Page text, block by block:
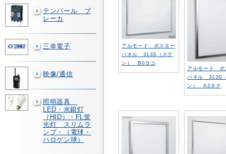
テンパール ブ
レーカ
三幸電子
映像/通信
照明器具
LED・水銀灯
（HID）・FL蛍
光灯 スリムラ
ンプ・（電球・
ハロゲン球）
アルモード ポスター
パネル 313S（ステ
ン） B0ヨコ
アルモード ポ
パネル 313S
ン） A2タテ